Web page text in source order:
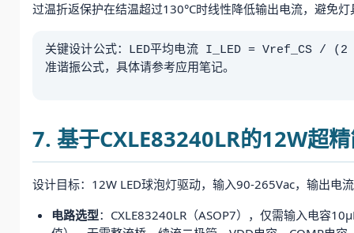
过温折返保护在结温超过130°C时线性降低输出电流，避免
关键设计公式：LED平均电流 I_LED = Vref_CS / (2
准谐振公式，具体请参考应用笔记。
7. 基于CXLE83240LR的12W超
设计目标：12W LED球泡灯驱动，输入90-265Vac，输出电
电路选型：CXLE83240LR（ASOP7），仅需输入电容